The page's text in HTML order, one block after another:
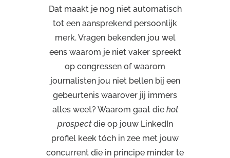
Dat maakt je nog niet automatisch
tot een aansprekend persoonlijk
merk. Vragen bekenden jou wel
eens waarom je niet vaker spreekt
op congressen of waarom
journalisten jou niet bellen bij een
gebeurtenis waarover jij immers
alles weet? Waarom gaat die hot
prospectdie op jouw LinkedIn
profiel keek tóch in zee met jouw
concurrent die in principe minder te